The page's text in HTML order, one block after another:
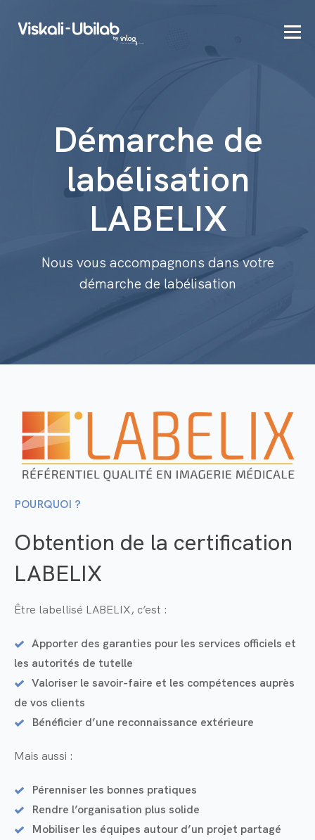
Démarche de
labélisation
LABELIX
Nous vous accompagnons dans votre
démarche de labélisation
POURQUOI ?
Obtention de la certification
LABELIX
Être labellisé LABELIX, c’est :
Apporter des garanties pour les services officiels et
les autorités de tutelle
Valoriser le savoir-faire et les compétences auprès
de vos clients
Bénéficier d’une reconnaissance extérieure
Mais aussi :
Pérenniser les bonnes pratiques
Rendre l’organisation plus solide
Mobiliser les équipes autour d’un projet partagé